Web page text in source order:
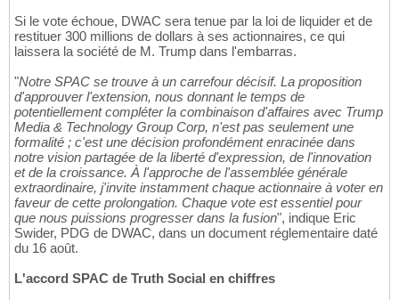
Si le vote échoue, DWAC sera tenue par la loi de liquider et de
restituer 300 millions de dollars à ses actionnaires, ce qui
laissera la société de M. Trump dans l'embarras.
"Notre SPAC se trouve à un carrefour décisif. La proposition
d'approuver l'extension, nous donnant le temps de
potentiellement compléter la combinaison d'affaires avec Trump
Media & Technology Group Corp, n'est pas seulement une
formalité ; c'est une décision profondément enracinée dans
notre vision partagée de la liberté d'expression, de l'innovation
et de la croissance. À l'approche de l'assemblée générale
extraordinaire, j'invite instamment chaque actionnaire à voter en
faveur de cette prolongation. Chaque vote est essentiel pour
que nous puissions progresser dans la fusion", indique Eric
Swider, PDG de DWAC, dans un document réglementaire daté
du 16 août.
L'accord SPAC de Truth Social en chiffres